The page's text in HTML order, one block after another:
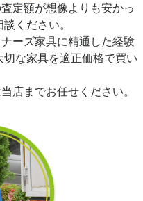
定額が想像よりも安かっ
ください。
ーズ家具に精通した経験
な家具を適正価格で買い
店までお任せください。